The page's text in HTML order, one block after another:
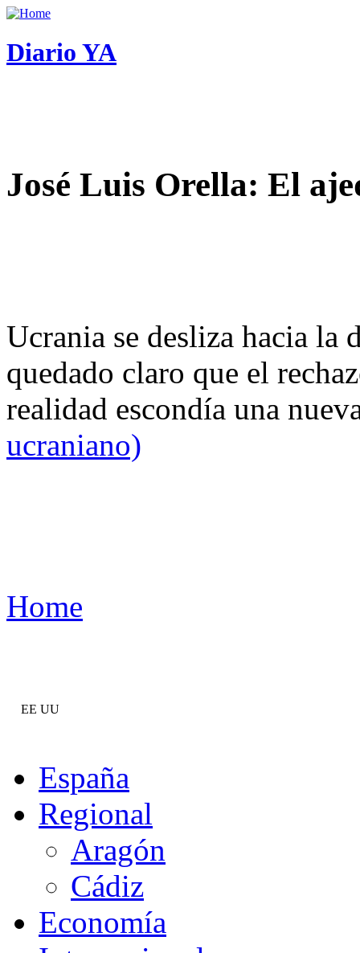
Diario YA
José Luis Orella: El
Ucrania se desliza hacia
quedado claro que el
realidad escondía una
ucraniano)
Home
EE UU
España
Regional
Aragón
Cádiz
Economía